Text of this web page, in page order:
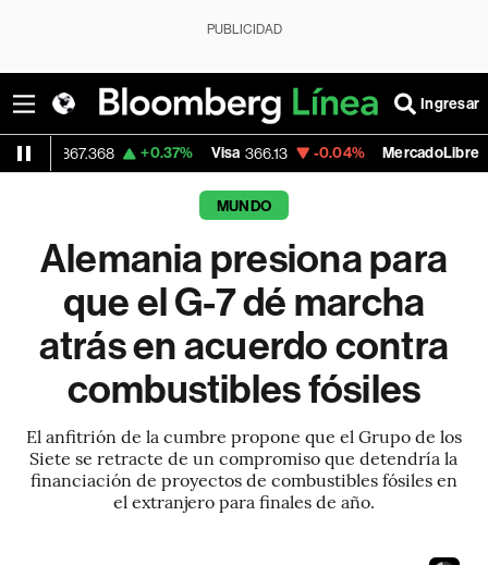
PUBLICIDAD
Ingresar
+0.37% Visa 366.13 -0.04% MercadoLibre 1,879.59 -
MUNDO
Alemania presiona para
que el G-7 dé marcha
atrás en acuerdo contra
combustibles fósiles
El anfitrión de la cumbre propone que el Grupo de los
Siete se retracte de un compromiso que detendría la
financiación de proyectos de combustibles fósiles en
el extranjero para finales de año.